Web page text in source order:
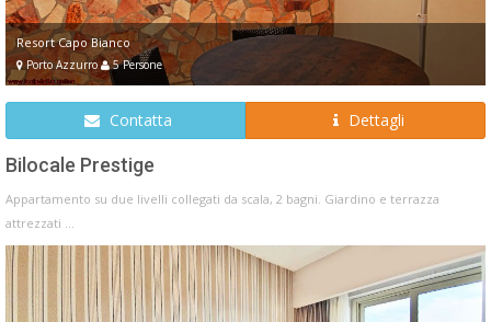
Resort Capo Bianco
Porto Azzurro 5 Persone
Contatta Dettagli
Bilocale Prestige
Appartamento su due livelli collegati da scala, 2 bagni. Giardino e terrazza
attrezzati ...